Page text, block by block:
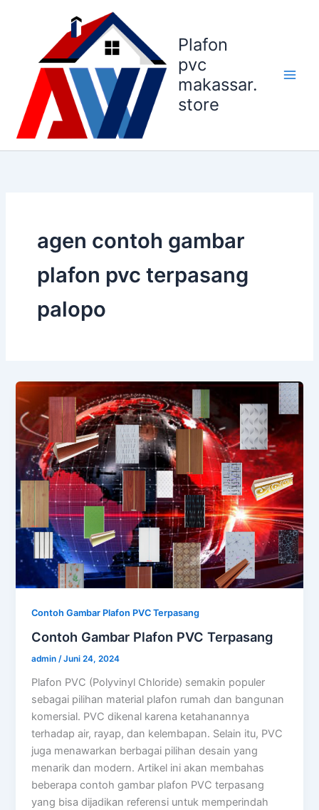
Plafon
pvc
makassar.
store
agen contoh gambar
plafon pvc terpasang
palopo
Contoh Gambar Plafon PVC Terpasang
Contoh Gambar Plafon PVC Terpasang
admin/Juni 24, 2024
Plafon PVC (Polyvinyl Chloride) semakin populer
sebagai pilihan material plafon rumah dan bangunan
komersial. PVC dikenal karena ketahanannya
terhadap air, rayap, dan kelembapan. Selain itu, PVC
juga menawarkan berbagai pilihan desain yang
menarik dan modern. Artikel ini akan membahas
beberapa contoh gambar plafon PVC terpasang
yang bisa dijadikan referensi untuk memperindah